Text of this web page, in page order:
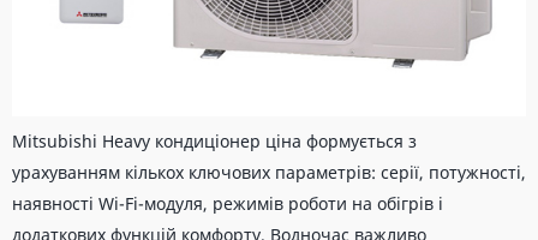
Mitsubishi Heavy кондиціонер ціна формується з
урахуванням кількох ключових параметрів: серії, потужності,
наявності Wi-Fi-модуля, режимів роботи на обігрів і
додаткових функцій комфорту. Водночас важливо